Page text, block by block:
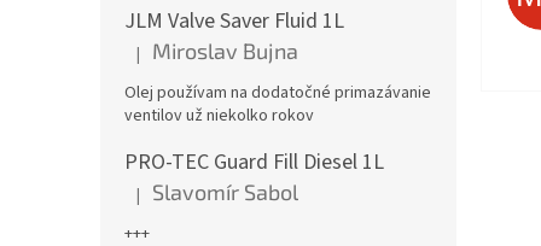
JLM Valve Saver Fluid 1L
Hodnotenie produktu je 5 z 5 hviezdičiek.
| Miroslav Bujna
Olej používam na dodatočné primazávanie
ventilov už niekolko rokov
PRO-TEC Guard Fill Diesel 1L
Hodnotenie produktu je 5 z 5 hviezdičiek.
| Slavomír Sabol
+++